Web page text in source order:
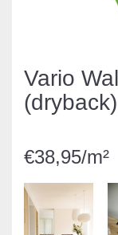
Vario
€38,95/m²